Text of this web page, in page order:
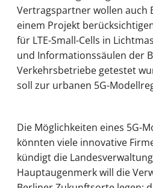
Vertragspartner wollen auch
einem Projekt
für LTE-Small-Cells in
und Informationssäulen der
Verkehrsbetriebe getestet
soll zur urbanen 5G-
Die Möglichkeiten eines 5G-
könnten viele innovative
kündigt die
Hauptaugenmerk will die